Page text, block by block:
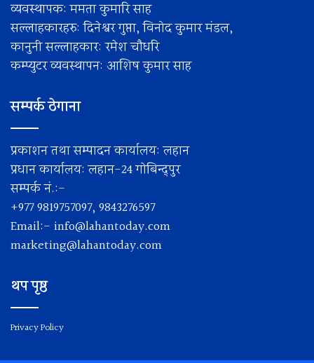
व्यवस्थापक: ममता कुमारि साह
सल्लाहकारहरु: दिनेश्वर गुप्ता, विनोद कुमार मंडल,
कानुनी सल्लाहकार: रमेश चाैधरि
कम्प्युटर व्यवस्थापन: आशिष कुमार साह
सम्पर्क ठेगाना
प्रकाशन तथा सम्पादन कार्यालय: लहान
प्रधान कार्यालय: लहान-24 गोबिन्द्पुर
सम्पर्क नं.:-
+977 9819757097, 9843276597
Email:- info@lahantoday.com
marketing@lahantoday.com
थप पृष्ठ
Privacy Policy